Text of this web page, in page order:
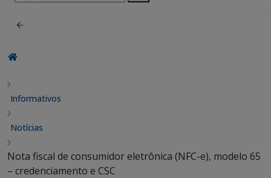
por:
Informativos
Notícias
Nota fiscal de consumidor eletrônica (NFC-e), modelo 65
– credenciamento e CSC